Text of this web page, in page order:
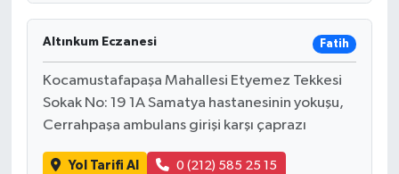
Altınkum Eczanesi Fatih
Kocamustafapaşa Mahallesi Etyemez Tekkesi
Sokak No: 19 1A Samatya hastanesinin yokuşu,
Cerrahpaşa ambulans girişi karşı çaprazı
Yol Tarifi Al 0 (212) 585 25 15